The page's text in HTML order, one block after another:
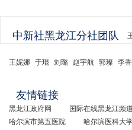
中新社黑龙江分社团队
王妮娜 于琨 刘璐 赵宇航 郭璨 李
友情链接
黑龙江政府网 国际在线黑龙江频道
哈尔滨市第五医院
哈尔滨医科大